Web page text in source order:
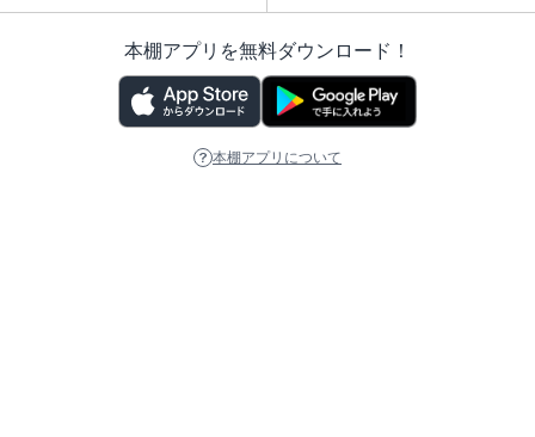
本棚アプリを無料ダウンロード！
本棚アプリについて